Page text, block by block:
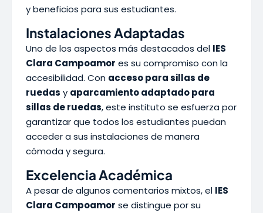
y beneficios para sus estudiantes.
Instalaciones Adaptadas
Uno de los aspectos más destacados del IES
Clara Campoamor es su compromiso con la
accesibilidad. Con acceso para sillas de
ruedas y aparcamiento adaptado para
sillas de ruedas, este instituto se esfuerza por
garantizar que todos los estudiantes puedan
acceder a sus instalaciones de manera
cómoda y segura.
Excelencia Académica
A pesar de algunos comentarios mixtos, el IES
Clara Campoamor se distingue por su